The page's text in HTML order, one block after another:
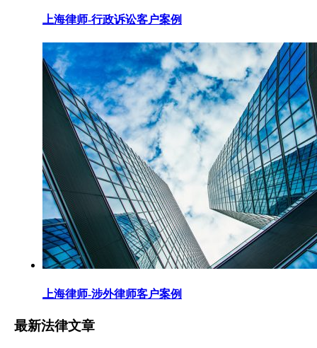
上海律师-行政诉讼客户案例
上海律师-涉外律师客户案例
最新法律文章